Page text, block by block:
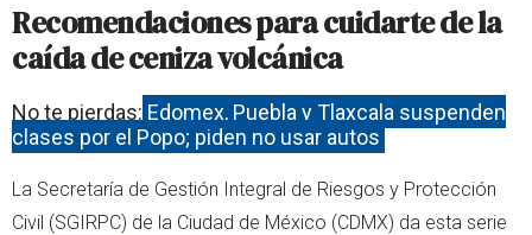
Recomendaciones para cuidarte de la
caída de ceniza volcánica
No te pierdas: Edomex, Puebla y Tlaxcala suspenden
clases por el Popo; piden no usar autos
La Secretaría de Gestión Integral de Riesgos y Protección
Civil (SGIRPC) de la Ciudad de México (CDMX) da esta serie